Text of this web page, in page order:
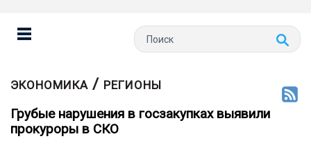
ЭКОНОМИКА / РЕГИОНЫ
Грубые нарушения в госзакупках выявили
прокуроры в СКО